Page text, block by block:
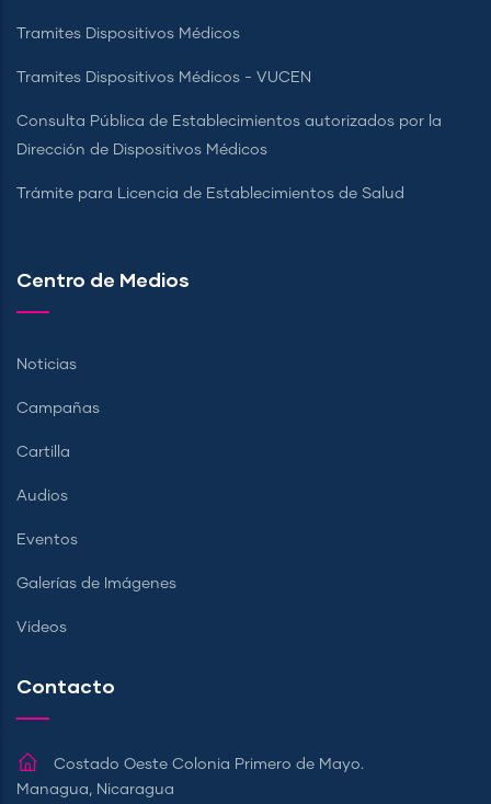
Tramites Dispositivos Médicos
Tramites Dispositivos Médicos - VUCEN
Consulta Pública de Establecimientos autorizados por la
Dirección de Dispositivos Médicos
Trámite para Licencia de Establecimientos de Salud
Centro de Medios
Noticias
Campañas
Cartilla
Audios
Eventos
Galerías de Imágenes
Videos
Contacto
Costado Oeste Colonia Primero de Mayo.
Managua, Nicaragua